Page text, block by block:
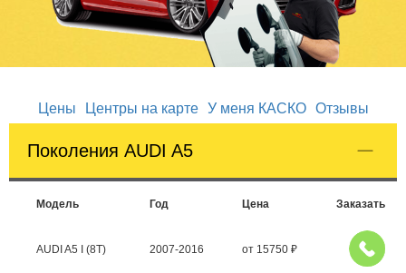
Цены Центры на карте У меня КАСКО Отзывы
Поколения AUDI A5
Модель Год Цена Заказать
AUDI A5 I (8T) 2007-2016 от 15750 ₽